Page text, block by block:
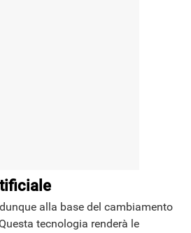
alla base del cambiamento
tecnologia renderà le